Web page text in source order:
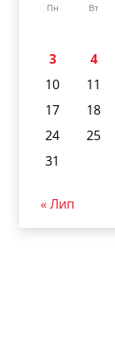
Пн Вт
3
4
10
11
17
18
24
25
31
« Лип